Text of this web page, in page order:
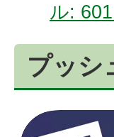
ル:
プッシ